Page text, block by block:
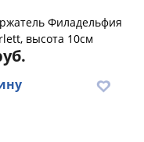
Филадельфия
высота 10см